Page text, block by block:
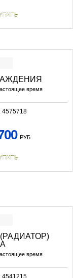
время
4575718
РУБ.
время
4541215